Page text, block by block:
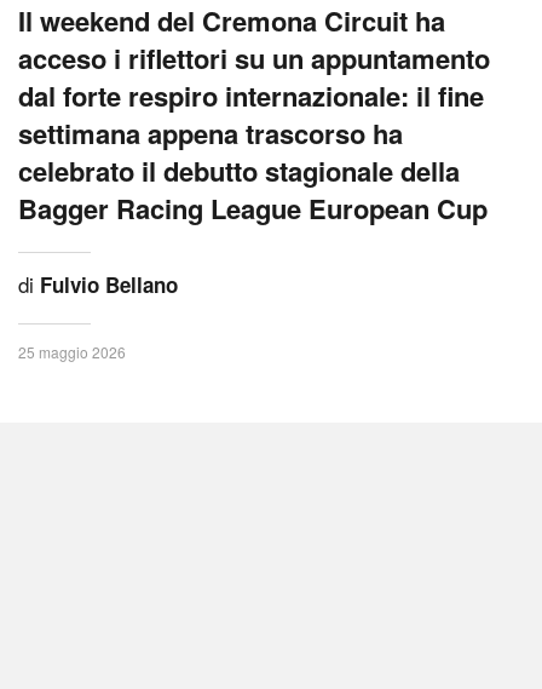
Il weekend del Cremona Circuit ha
acceso i riflettori su un appuntamento
dal forte respiro internazionale: il fine
settimana appena trascorso ha
celebrato il debutto stagionale della
Bagger Racing League European Cup
di Fulvio Bellano
25 maggio 2026